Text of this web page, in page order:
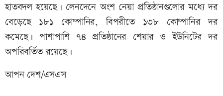
হাতবদল হয়েছে। লেনদেনে অংশ নেয়া প্রতিষ্ঠানগুলোর মধ্যে দর
বেড়েছে ১৮১ কোম্পানির, বিপরীতে ১৩৮ কোম্পানির দর
কমেছে। পাশাপাশি ৭৪ প্রতিষ্ঠানের শেয়ার ও ইউনিটের দর
অপরিবর্তিত রয়েছে।
আপন দেশ/এসএস